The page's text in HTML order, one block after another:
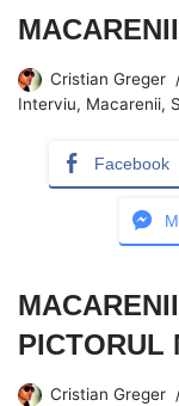
Cristian Greger
Interviu, Macarenii,
Facebook
PICTORUL
Cristian Greger